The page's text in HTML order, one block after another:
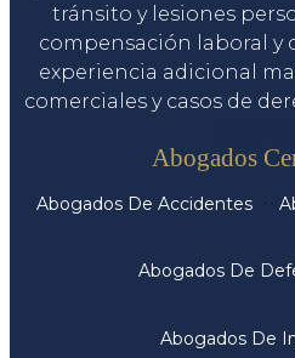
tránsito y lesiones
compensación laboral y
experiencia adicional
comerciales y casos de
Abogados
Abogados De Accidentes
Abogados De
Abogados De